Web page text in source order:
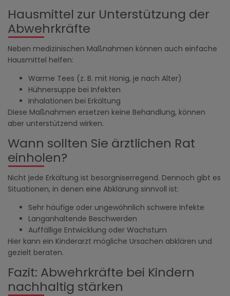
Hausmittel zur Unterstützung der
Abwehrkräfte
Neben medizinischen Maßnahmen können auch einfache
Hausmittel helfen:
Warme Tees (z. B. mit Honig, je nach Alter)
Hühnersuppe bei Infekten
Inhalationen bei Erkältung
Diese Maßnahmen ersetzen keine Behandlung, können
aber unterstützend wirken.
Wann sollten Sie ärztlichen Rat
einholen?
Nicht jede Erkältung ist besorgniserregend. Dennoch gibt es
Situationen, in denen eine Abklärung sinnvoll ist:
Sehr häufige oder ungewöhnlich schwere Infekte
Langanhaltende Beschwerden
Auffällige Entwicklung oder Wachstum
Hier kann ein Kinderarzt mögliche Ursachen abklären und
gezielt beraten.
Fazit: Abwehrkräfte bei Kindern
nachhaltig stärken